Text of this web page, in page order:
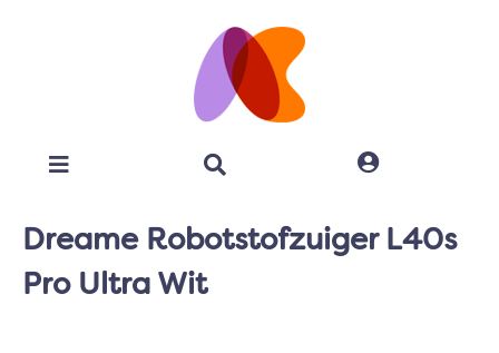
Dreame Robotstofzuiger L40s
Pro Ultra Wit